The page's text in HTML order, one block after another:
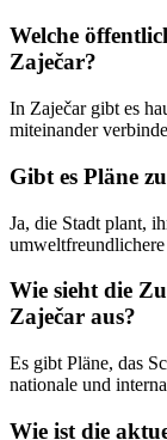
Welche
Zaječar?
In Zaječar gibt es
miteinander
Gibt es Pläne
Ja, die Stadt plant,
umweltfreundlichere
Wie sieht die
Zaječar aus?
Es gibt Pläne, das
nationale und
Wie ist die